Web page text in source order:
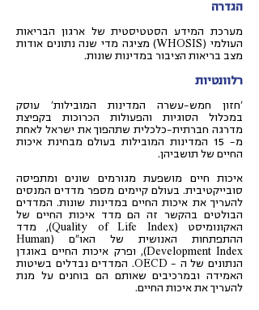
הגדרה
מערכת המידע הסטטיסטית של ארגון הבריאות
העולמי (WHOSIS) מציגה מדי שנה נתונים אודות
מצב בריאות הציבור במדינות שונות.
רלוונטיות
'חזון חמש-עשרה המדינות המובילות' עוסק
במכלול הסוגיות והפעולות הכרוכות בקפיצת
מדרגה חברתית-כלכלית שתהפוך את ישראל לאחת
מ- 15 המדינות המובילות בעולם מבחינת איכות
החיים של תושביהן.
איכות חיים מושפעת מגורמים שונים ומתפיסה
סובייקטיבית. בעולם קיימים מספר מדדים המנסים
להעריך את איכות החיים במדינות שונות. המדדים
הבולטים בהקשר זה הם מדד איכות החיים של
האקונומיסט (Quality of Life Index), מדד
ההתפתחות האנושית של האו"ם (Human
Development Index), ופרק איכות החיים באוגדן
הנתונים של ה – OECD. המדדים נבדלים בשיטות
האמידה ובמרכיבים שאותם הם בוחנים על מנת
להעריך את איכות החיים.